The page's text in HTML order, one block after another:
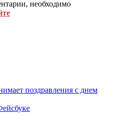
необходимо
поздравления с днем